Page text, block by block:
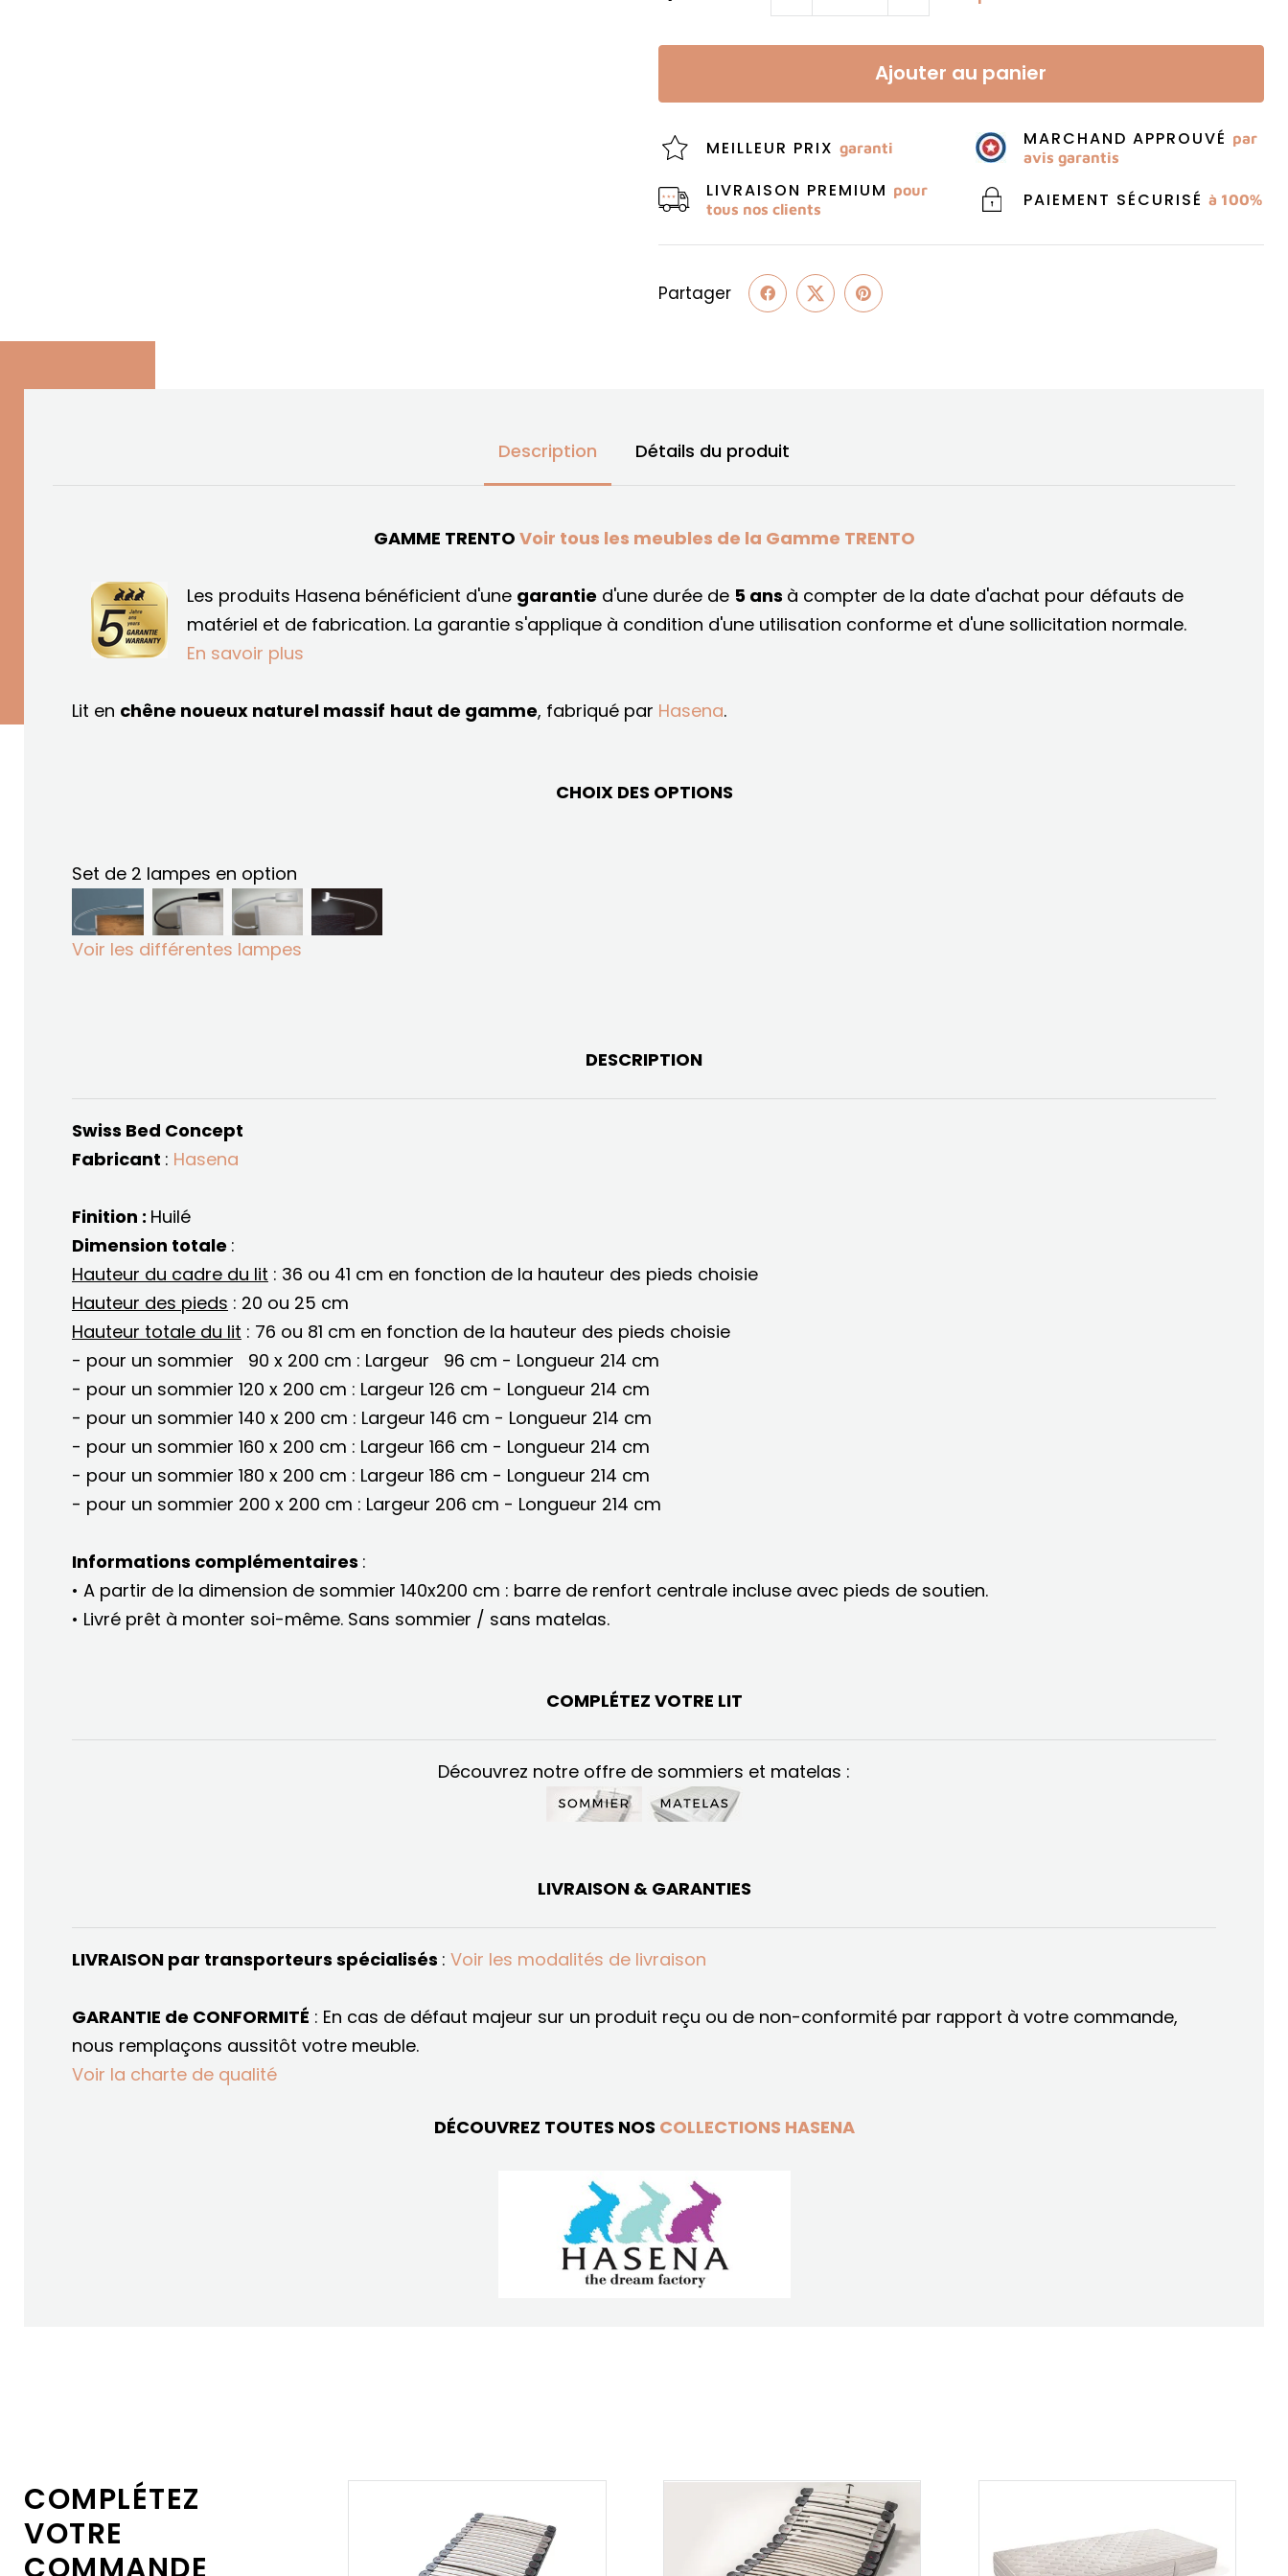
Ajouter au panier
MEILLEUR PRIX garanti MARCHAND APPROUVÉ par
avis garantis
LIVRAISON PREMIUM pour
tous nos clients
PAIEMENT SÉCURISÉ à 100%
Partager
Description
GAMME TRENTO Voir tous les meubles de la Gamme TRENTO
Les produits Hasena bénéficient d'une garantie d'une durée de 5 ans à compter de la date d'achat pour défauts de
matériel et de fabrication. La garantie s'applique à condition d'une utilisation conforme et d'une sollicitation normale.
En savoir plus
Lit en chêne noueux naturel massif haut de gamme, fabriqué par Hasena.
CHOIX DES OPTIONS
Set de 2 lampes en option
Voir les différentes lampes
DESCRIPTION
Swiss Bed Concept
Fabricant : Hasena
Finition : Huilé
Dimension totale :
Hauteur du cadre du lit : 36 ou 41 cm en fonction de la hauteur des pieds choisie
Hauteur des pieds : 20 ou 25 cm
Hauteur totale du lit : 76 ou 81 cm en fonction de la hauteur des pieds choisie
- pour un sommier 90 x 200 cm : Largeur 96 cm - Longueur 214 cm
- pour un sommier 120 x 200 cm : Largeur 126 cm - Longueur 214 cm
- pour un sommier 140 x 200 cm : Largeur 146 cm - Longueur 214 cm
- pour un sommier 160 x 200 cm : Largeur 166 cm - Longueur 214 cm
- pour un sommier 180 x 200 cm : Largeur 186 cm - Longueur 214 cm
- pour un sommier 200 x 200 cm : Largeur 206 cm - Longueur 214 cm
Informations complémentaires :
• A partir de la dimension de sommier 140x200 cm : barre de renfort centrale incluse avec pieds de soutien.
• Livré prêt à monter soi-même. Sans sommier / sans matelas.
COMPLÉTEZ VOTRE LIT
Découvrez notre offre de sommiers et matelas :
LIVRAISON & GARANTIES
LIVRAISON par transporteurs spécialisés : Voir les modalités de livraison
GARANTIE de CONFORMITÉ : En cas de défaut majeur sur un produit reçu ou de non-conformité par rapport à votre commande,
nous remplaçons aussitôt votre meuble.
Voir la charte de qualité
DÉCOUVREZ TOUTES NOS COLLECTIONS HASENA
Détails du produit
COMPLÉTEZ
VOTRE
COMMANDE